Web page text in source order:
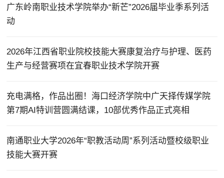
广东岭南职业技术学院举办“新芒”2026届毕业季系列活
动
2026年江西省职业院校技能大赛康复治疗与护理、医药
生产与经营赛项在宜春职业技术学院开赛
充电满格，作品出圈！海口经济学院中广天择传媒学院
第7期AI特训营圆满结课，10部优秀作品正式亮相
南通职业大学2026年“职教活动周”系列活动暨校级职业
技能大赛开赛